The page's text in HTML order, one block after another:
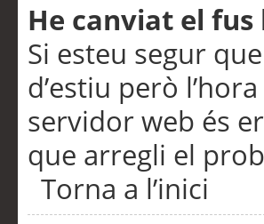
He canviat el
Si esteu segur
d’estiu però
servidor web és
que arregli el
Torna a l’inici